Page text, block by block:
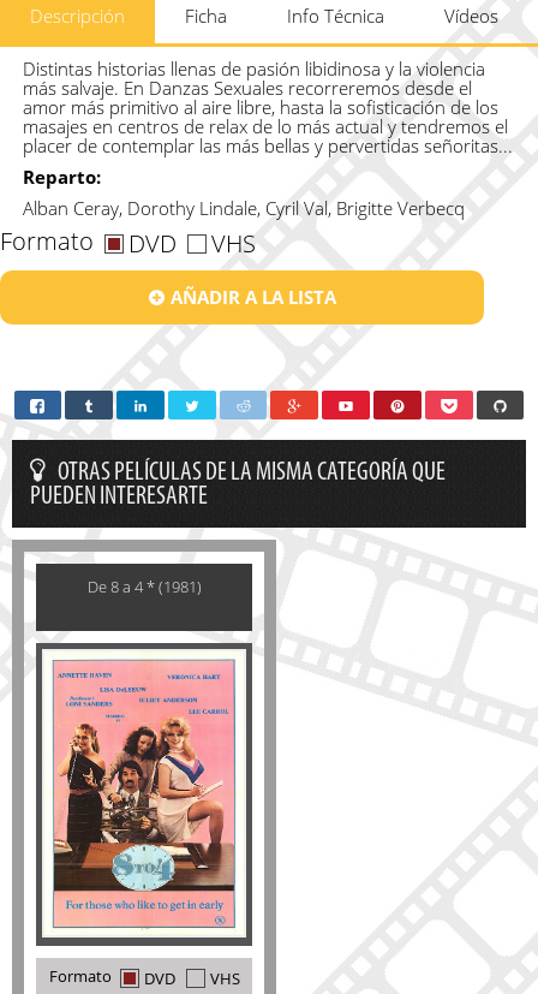
Descripción Ficha Info Técnica Vídeos
Distintas historias llenas de pasión libidinosa y la violencia
más salvaje. En Danzas Sexuales recorreremos desde el
amor más primitivo al aire libre, hasta la sofisticación de los
masajes en centros de relax de lo más actual y tendremos el
placer de contemplar las más bellas y pervertidas señoritas...
Reparto:
Alban Ceray, Dorothy Lindale, Cyril Val, Brigitte Verbecq
Formato DVD VHS
AÑADIR A LA LISTA
OTRAS PELÍCULAS DE LA MISMA CATEGORÍA QUE
PUEDEN INTERESARTE
De 8 a 4 * (1981)
Formato DVD VHS